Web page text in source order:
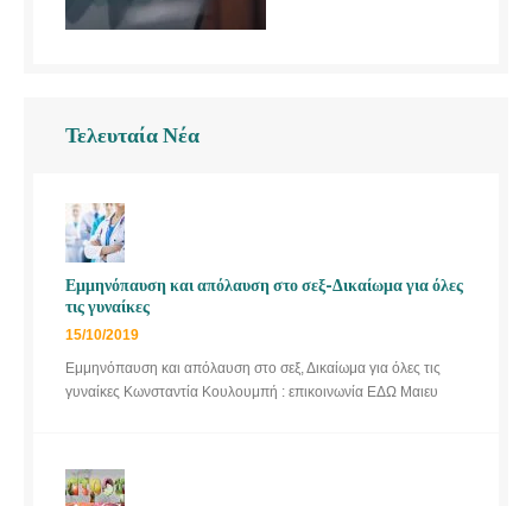
Τελευταία Νέα
Εμμηνόπαυση και απόλαυση στο σεξ-Δικαίωμα για όλες
τις γυναίκες
15/10/2019
Εμμηνόπαυση και απόλαυση στο σεξ, Δικαίωμα για όλες τις
γυναίκες Κωνσταντία Κουλουμπή : επικοινωνία ΕΔΩ Μαιευ